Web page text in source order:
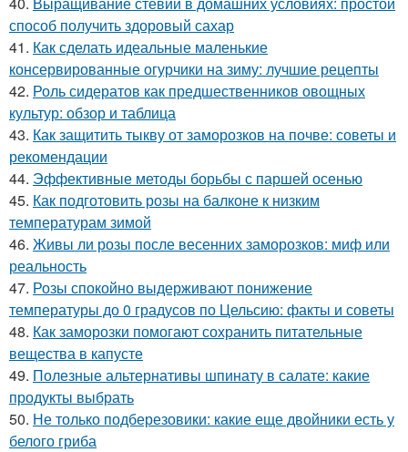
способ получить здоровый сахар
41. Как сделать идеальные маленькие
консервированные огурчики на зиму: лучшие рецепты
42. Роль сидератов как предшественников овощных
культур: обзор и таблица
43. Как защитить тыкву от заморозков на почве: советы и
рекомендации
44. Эффективные методы борьбы с паршей осенью
45. Как подготовить розы на балконе к низким
температурам зимой
46. Живы ли розы после весенних заморозков: миф или
реальность
47. Розы спокойно выдерживают понижение
температуры до 0 градусов по Цельсию: факты и советы
48. Как заморозки помогают сохранить питательные
вещества в капусте
49. Полезные альтернативы шпинату в салате: какие
продукты выбрать
50. Не только подберезовики: какие еще двойники есть у
белого гриба